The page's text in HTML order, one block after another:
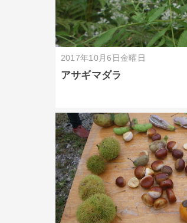
2017年10月6日金曜日
アサギマダラ